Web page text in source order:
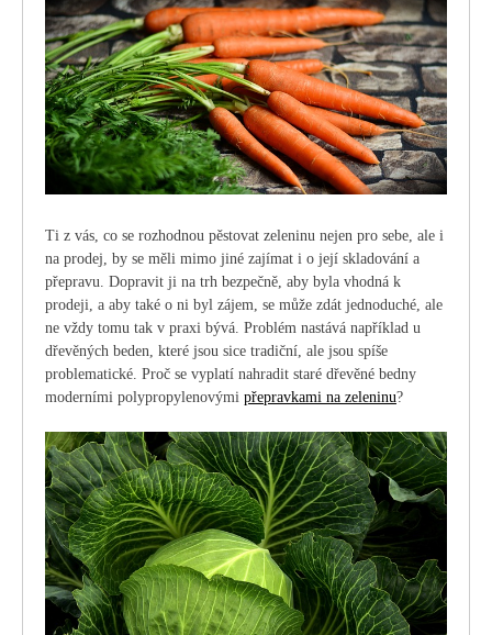
Ti z vás, co se rozhodnou pěstovat zeleninu nejen pro sebe, ale i
na prodej, by se měli mimo jiné zajímat i o její skladování a
přepravu. Dopravit ji na trh bezpečně, aby byla vhodná k
prodeji, a aby také o ni byl zájem, se může zdát jednoduché, ale
ne vždy tomu tak v praxi bývá. Problém nastává například u
dřevěných beden, které jsou sice tradiční, ale jsou spíše
problematické. Proč se vyplatí nahradit staré dřevěné bedny
moderními polypropylenovými přepravkami na zeleninu?